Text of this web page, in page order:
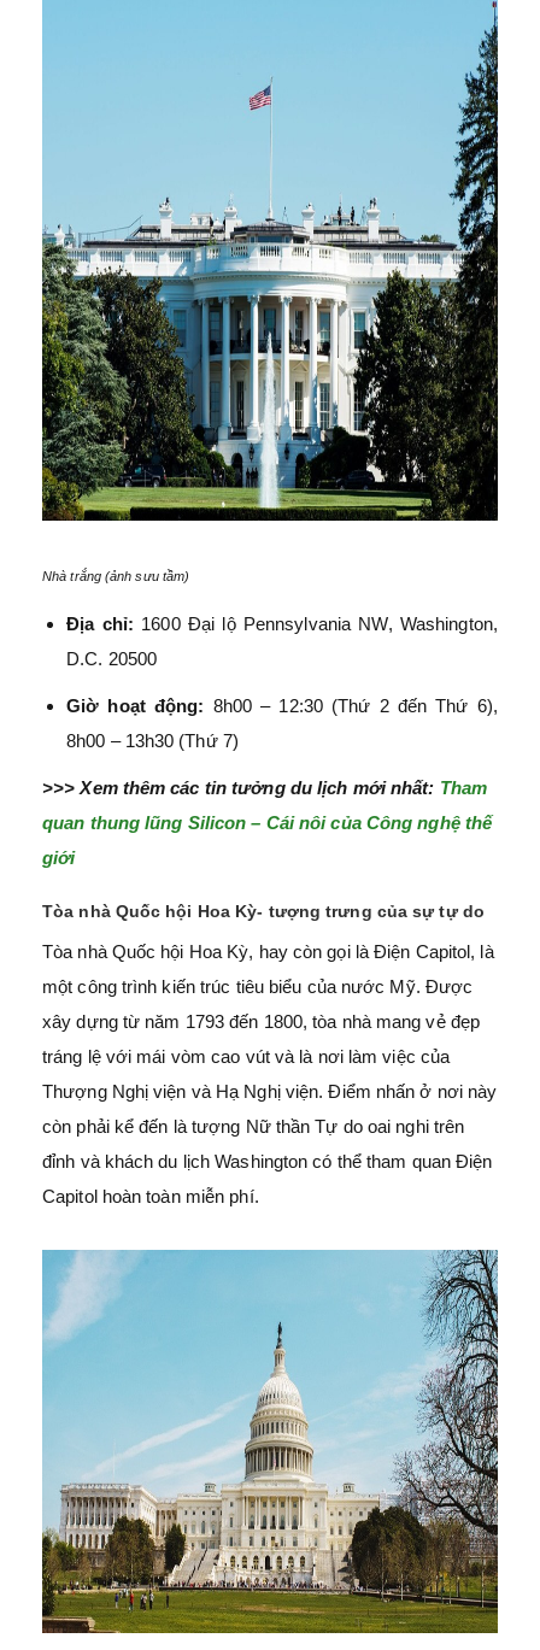
Nhà trắng (ảnh sưu tầm)
Địa chỉ: 1600 Đại lộ Pennsylvania NW, Washington,
D.C. 20500
Giờ hoạt động: 8h00 – 12:30 (Thứ 2 đến Thứ 6),
8h00 – 13h30 (Thứ 7)
>>> Xem thêm các tin tưởng du lịch mới nhất: Tham
quan thung lũng Silicon – Cái nôi của Công nghệ thế
giới
Tòa nhà Quốc hội Hoa Kỳ- tượng trưng của sự tự do
Tòa nhà Quốc hội Hoa Kỳ, hay còn gọi là Điện Capitol, là
một công trình kiến trúc tiêu biểu của nước Mỹ. Được
xây dựng từ năm 1793 đến 1800, tòa nhà mang vẻ đẹp
tráng lệ với mái vòm cao vút và là nơi làm việc của
Thượng Nghị viện và Hạ Nghị viện. Điểm nhấn ở nơi này
còn phải kể đến là tượng Nữ thần Tự do oai nghi trên
đỉnh và khách du lịch Washington có thể tham quan Điện
Capitol hoàn toàn miễn phí.